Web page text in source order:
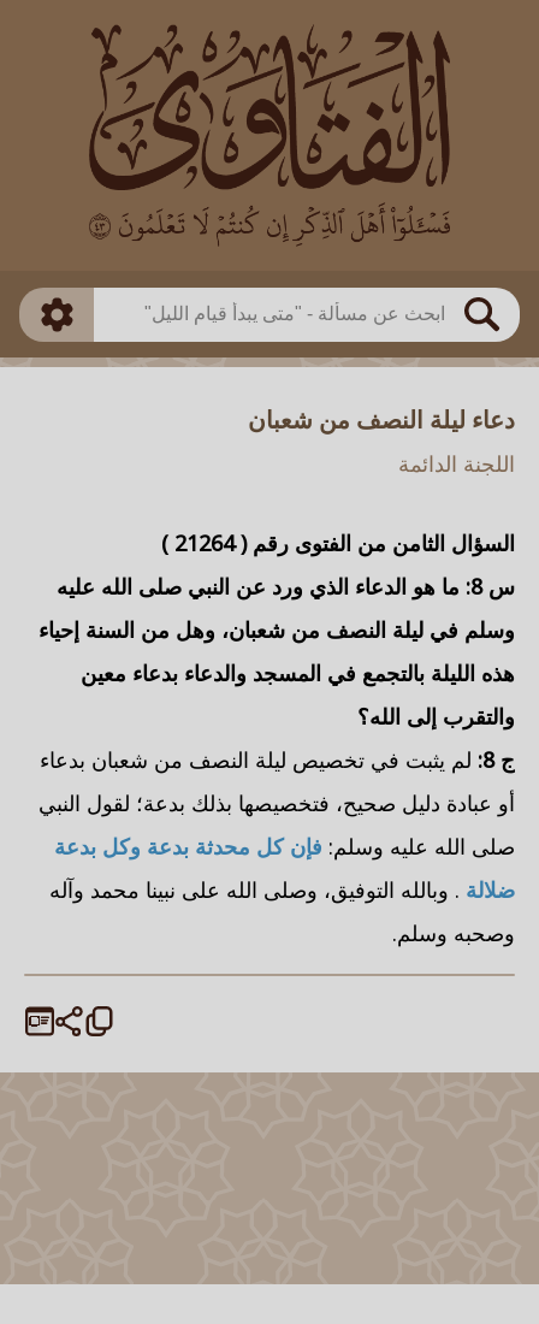
بحث
العالم
بن باز
بن العثيمين
اللجنة الدائمة
طريقة البحث
ذكي
دعاء ليلة النصف من شعبان
اللجنة الدائمة
السؤال الثامن من الفتوى رقم (21264
)
س 8: ما هو الدعاء الذي ورد عن النبي صلى الله عليه
وسلم في ليلة النصف من شعبان، وهل من السنة إحياء
هذه الليلة بالتجمع في المسجد والدعاء بدعاء معين
والتقرب إلى الله؟
ج 8:
لم يثبت في تخصيص ليلة النصف من شعبان بدعاء
أو عبادة دليل صحيح، فتخصيصها بذلك بدعة؛ لقول النبي
صلى الله عليه وسلم: فإن كل محدثة بدعة وكل بدعة
ضلالة . وبالله التوفيق، وصلى الله على نبينا محمد وآله
وصحبه وسلم.